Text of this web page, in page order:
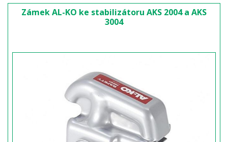
Zámek AL-KO ke stabilizátoru AKS 2004 a AKS
3004